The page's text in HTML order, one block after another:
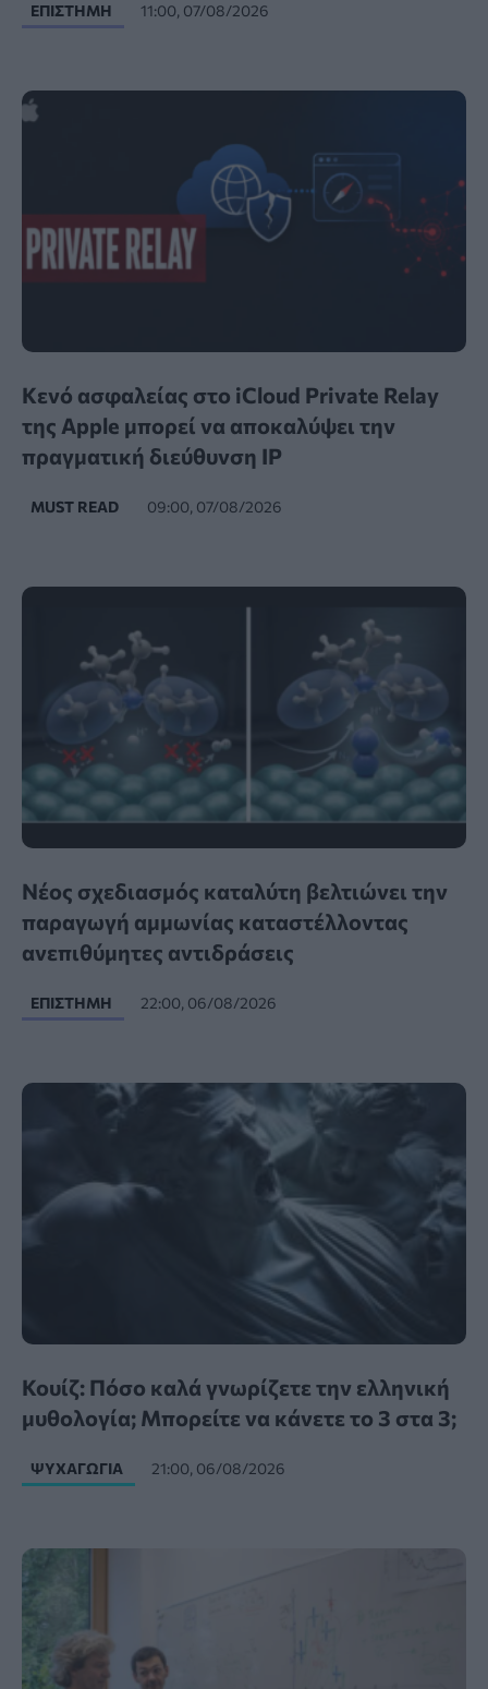
ΕΠΙΣΤΉΜΗ 11:00, 07/08/2026
Κενό ασφαλείας στο iCloud Private Relay
της Apple μπορεί να αποκαλύψει την
πραγματική διεύθυνση IP
MUST READ 09:00, 07/08/2026
Νέος σχεδιασμός καταλύτη βελτιώνει την
παραγωγή αμμωνίας καταστέλλοντας
ανεπιθύμητες αντιδράσεις
ΕΠΙΣΤΉΜΗ 22:00, 06/08/2026
Κουίζ: Πόσο καλά γνωρίζετε την ελληνική
μυθολογία; Μπορείτε να κάνετε το 3 στα 3;
ΨΥΧΑΓΩΓΊΑ 21:00, 06/08/2026